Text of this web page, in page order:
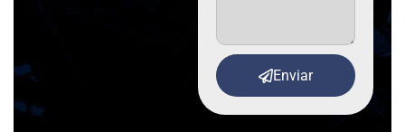
Enviar